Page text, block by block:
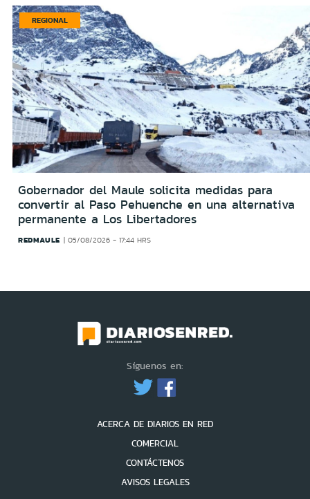
REGIONAL
Gobernador del Maule solicita medidas para
convertir al Paso Pehuenche en una alternativa
permanente a Los Libertadores
REDMAULE 05/08/2026 - 17:44 HRS
Síguenos en:
ACERCA DE DIARIOS EN RED
COMERCIAL
CONTÁCTENOS
AVISOS LEGALES